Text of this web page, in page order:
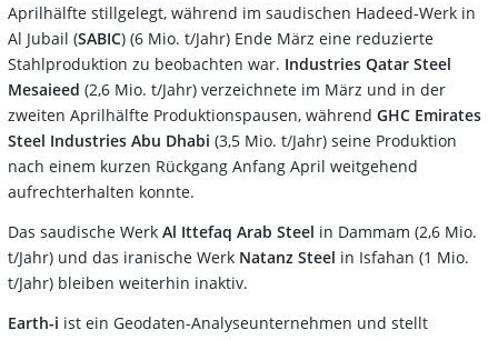
Aprilhälfte stillgelegt, während im saudischen Hadeed-Werk in
Al Jubail (SABIC) (6 Mio. t/Jahr) Ende März eine reduzierte
Stahlproduktion zu beobachten war. Industries Qatar Steel
Mesaieed (2,6 Mio. t/Jahr) verzeichnete im März und in der
zweiten Aprilhälfte Produktionspausen, während GHC Emirates
Steel Industries Abu Dhabi (3,5 Mio. t/Jahr) seine Produktion
nach einem kurzen Rückgang Anfang April weitgehend
aufrechterhalten konnte.
Das saudische Werk Al Ittefaq Arab Steel in Dammam (2,6 Mio.
t/Jahr) und das iranische Werk Natanz Steel in Isfahan (1 Mio.
t/Jahr) bleiben weiterhin inaktiv.
Earth-i ist ein Geodaten-Analyseunternehmen und stellt